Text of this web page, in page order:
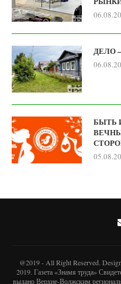
ДЕЛО
БЫТЬ
@2019 - All Right Reserved.
2019. Газета «Знамя труда»
выдано Верхне-Волжским